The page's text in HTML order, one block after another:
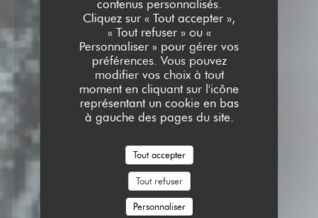
contenus personnalisés.
Cliquez sur « Tout accepter »,
« Tout refuser » ou «
Personnaliser » pour gérer vos
préférences. Vous pouvez
modifier vos choix à tout
moment en cliquant sur l'icône
représentant un cookie en bas
à gauche des pages du site.
Tout accepter
Tout refuser
Personnaliser